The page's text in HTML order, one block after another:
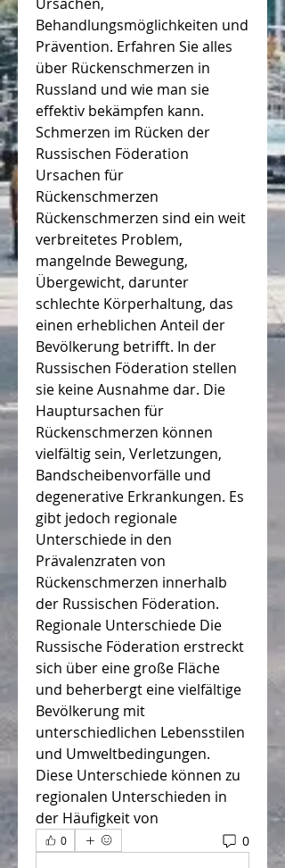
Behandlungsmöglichkeiten und
Prävention. Erfahren Sie alles
über Rückenschmerzen in
Russland und wie man sie
effektiv bekämpfen kann.
Schmerzen im Rücken der
Russischen Föderation
Ursachen für
Rückenschmerzen
Rückenschmerzen sind ein weit
verbreitetes Problem,
mangelnde Bewegung,
Übergewicht, darunter
schlechte Körperhaltung, das
einen erheblichen Anteil der
Bevölkerung betrifft. In der
Russischen Föderation stellen
sie keine Ausnahme dar. Die
Hauptursachen für
Rückenschmerzen können
vielfältig sein, Verletzungen,
Bandscheibenvorfälle und
degenerative Erkrankungen. Es
gibt jedoch regionale
Unterschiede in den
Prävalenzraten von
Rückenschmerzen innerhalb
der Russischen Föderation.
Regionale Unterschiede Die
Russische Föderation erstreckt
sich über eine große Fläche
und beherbergt eine vielfältige
Bevölkerung mit
unterschiedlichen Lebensstilen
und Umweltbedingungen.
Diese Unterschiede können zu
regionalen Unterschieden in
der Häufigkeit von
0 0